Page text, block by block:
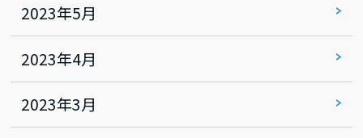
2023年5月
2023年4月
2023年3月